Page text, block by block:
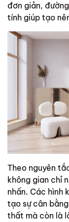
đơn giản,
tính giúp tạo
Theo nguyên
không gian chỉ
nhấn. Các hình
tạo sự cân
thất mà còn là